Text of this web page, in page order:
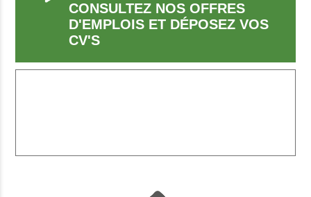
CONSULTEZ NOS OFFRES
D'EMPLOIS ET DÉPOSEZ VOS
CV'S